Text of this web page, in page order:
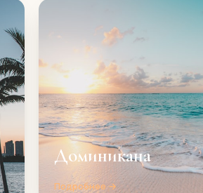
Доминикана
Подробнее →